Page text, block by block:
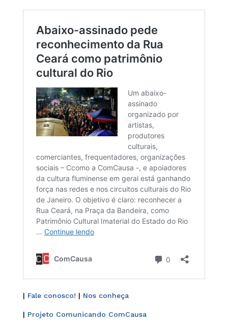
| Fale conosco! | Nos conheça
| Projeto Comunicando ComCausa